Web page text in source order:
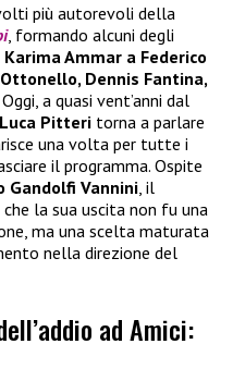
più autorevoli della
, formando alcuni degli
Karima Ammar a Federico
Dennis Fantina,
Oggi, a quasi vent’anni dal
Luca Pitteri torna a parlare
una volta per tutte i
il programma. Ospite
Gandolfi Vannini , il
la sua uscita non fu una
ma una scelta maturata
nella direzione del
ad Amici: